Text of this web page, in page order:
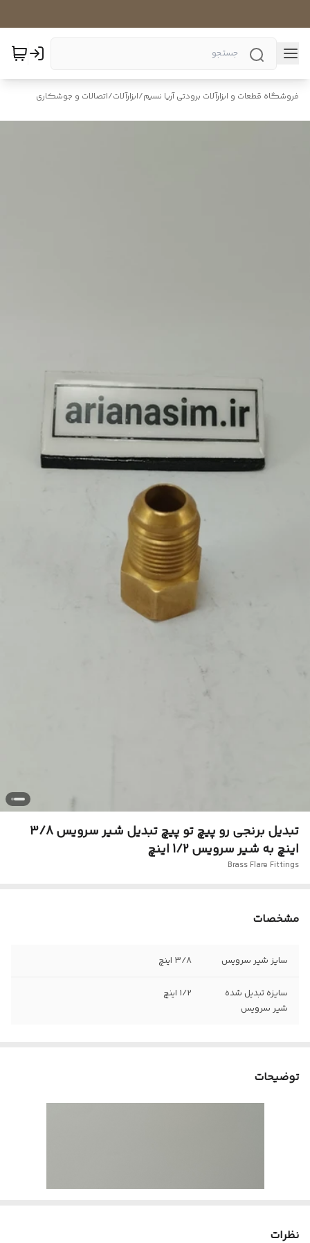
فروشگاه قطعات و ابزارآلات برودتی آریا نسیم/ابزارآلات/اتصالات و جوشکاری
تبدیل برنجی رو پیچ تو پیچ تبدیل شیر سرویس 3/8
اینچ به شیر سرویس 1/2 اینچ
Brass Flare Fittings
مشخصات
سایز شیر سرویس 3/8 اینچ
سایزه تبدیل شده
شیر سرویس
1/2 اینچ
توضیحات
نظرات